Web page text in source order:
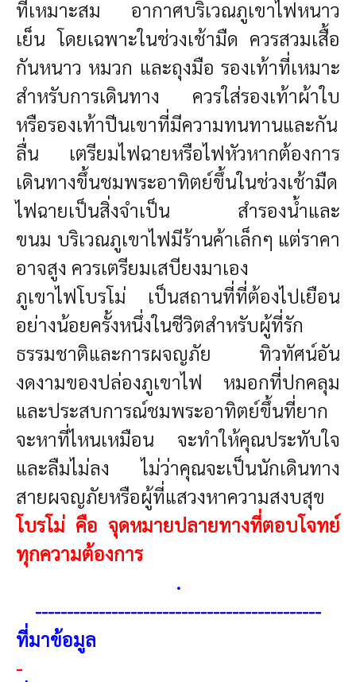
ที่เหมาะสม อากาศบริเวณภูเขาไฟหนาว
เย็น โดยเฉพาะในช่วงเช้ามืด ควรสวมเสื้อ
กันหนาว หมวก และถุงมือ รองเท้าที่เหมาะ
สำหรับการเดินทาง ควรใส่รองเท้าผ้าใบ
หรือรองเท้าปีนเขาที่มีความทนทานและกัน
ลื่น เตรียมไฟฉายหรือไฟหัวหากต้องการ
เดินทางขึ้นชมพระอาทิตย์ขึ้นในช่วงเช้ามืด
ไฟฉายเป็นสิ่งจำเป็น สำรองน้ำและ
ขนม บริเวณภูเขาไฟมีร้านค้าเล็กๆ แต่ราคา
อาจสูง ควรเตรียมเสบียงมาเอง
ภูเขาไฟโบรโม่ เป็นสถานที่ที่ต้องไปเยือน
อย่างน้อยครั้งหนึ่งในชีวิตสำหรับผู้ที่รัก
ธรรมชาติและการผจญภัย ทิวทัศน์อัน
งดงามของปล่องภูเขาไฟ หมอกที่ปกคลุม
และประสบการณ์ชมพระอาทิตย์ขึ้นที่ยาก
จะหาที่ไหนเหมือน จะทำให้คุณประทับใจ
และลืมไม่ลง ไม่ว่าคุณจะเป็นนักเดินทาง
สายผจญภัยหรือผู้ที่แสวงหาความสงบสุข
โบรโม่ คือ จุดหมายปลายทางที่ตอบโจทย์
ทุกความต้องการ
.
---------------------------------------------
ที่มาข้อมูล
-